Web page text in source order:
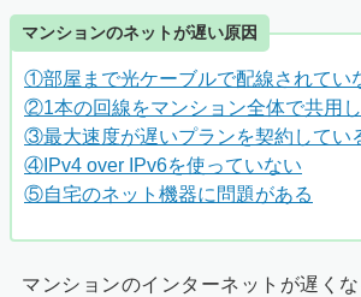
マンションのネットが遅い原因
①部屋まで光ケーブルで配線されてい
②1本の回線をマンション全体で共用
③最大速度が遅いプランを契約してい
④IPv4 over IPv6を使っていない
⑤自宅のネット機器に問題がある
マンションのインターネットが遅く